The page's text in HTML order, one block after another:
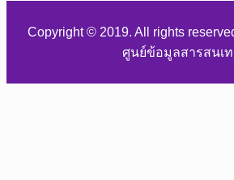
Copyright © 2019. All rights
ศูนย์ข้อมูลสารสนเ